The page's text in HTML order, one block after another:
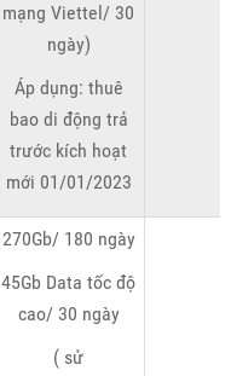
mạng Viettel/ 30
ngày)
Áp dụng: thuê
bao di động trả
trước kích hoạt
mới 01/01/2023
270Gb/ 180 ngày
45Gb Data tốc độ
cao/ 30 ngày
( sử